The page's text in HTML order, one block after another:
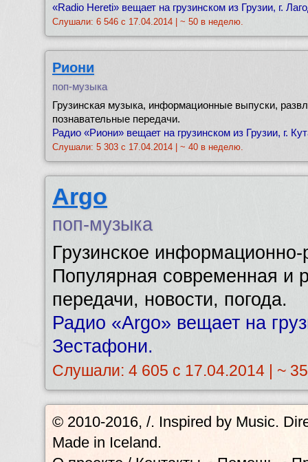
«Radio Hereti» вещает на грузинском из Грузии, г.
Слушали: 6 546 с 17.04.2014 | ~ 50 в неделю.
Риони
поп-музыка
Грузинская музыка, информационные выпуски,
познавательные передачи.
Радио «Риони» вещает на грузинском из Грузии, г.
Слушали: 5 303 с 17.04.2014 | ~ 40 в неделю.
Argo
поп-музыка
Грузинское информационно-
Популярная современная и
передачи, новости, погода.
Радио «Argo» вещает на
Зестафони.
Слушали: 4 605 с 17.04.2014 | ~
© 2010-2016, /. Inspired by Music.
Made in Iceland.